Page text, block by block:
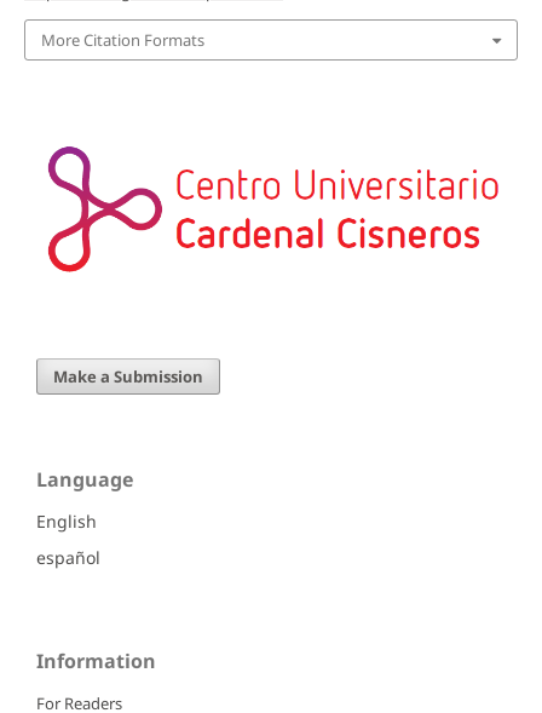
More Citation Formats
Make a Submission
Language
English
español
Information
For Readers